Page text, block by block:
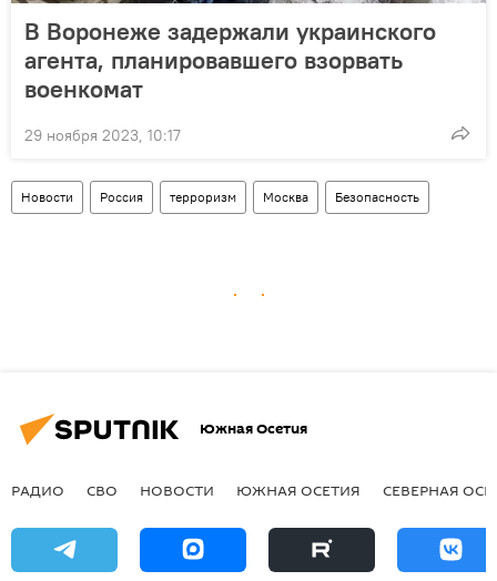
В Воронеже задержали украинского
агента, планировавшего взорвать
военкомат
29 ноября 2023, 10:17
Новости Россия терроризм Москва Безопасность
Южная Осетия
РАДИО СВО НОВОСТИ ЮЖНАЯ ОСЕТИЯ СЕВЕРНАЯ